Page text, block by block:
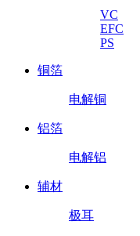
VC
EFC
PS
铜箔
电解铜
铝箔
电解铝
辅材
极耳